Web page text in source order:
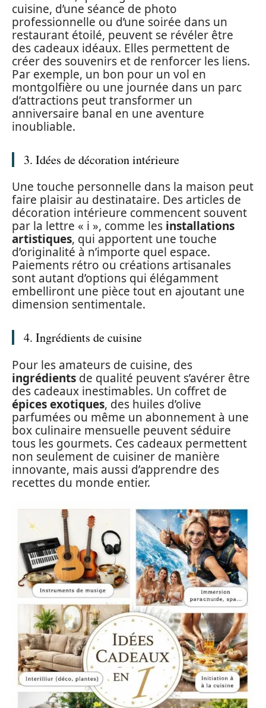
cuisine, d’une séance de photo
professionnelle ou d’une soirée dans un
restaurant étoilé, peuvent se révéler être
des cadeaux idéaux. Elles permettent de
créer des souvenirs et de renforcer les liens.
Par exemple, un bon pour un vol en
montgolfière ou une journée dans un parc
d’attractions peut transformer un
anniversaire banal en une aventure
inoubliable.
3. Idées de décoration intérieure
Une touche personnelle dans la maison peut
faire plaisir au destinataire. Des articles de
décoration intérieure commencent souvent
par la lettre « i », comme les installations
artistiques, qui apportent une touche
d’originalité à n’importe quel espace.
Paiements rétro ou créations artisanales
sont autant d’options qui élégamment
embelliront une pièce tout en ajoutant une
dimension sentimentale.
4. Ingrédients de cuisine
Pour les amateurs de cuisine, des
ingrédients de qualité peuvent s’avérer être
des cadeaux inestimables. Un coffret de
épices exotiques, des huiles d’olive
parfumées ou même un abonnement à une
box culinaire mensuelle peuvent séduire
tous les gourmets. Ces cadeaux permettent
non seulement de cuisiner de manière
innovante, mais aussi d’apprendre des
recettes du monde entier.